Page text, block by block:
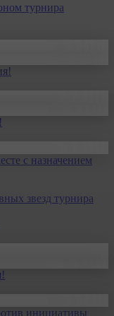
турнира
с назначением
звезд турнира
инициативы